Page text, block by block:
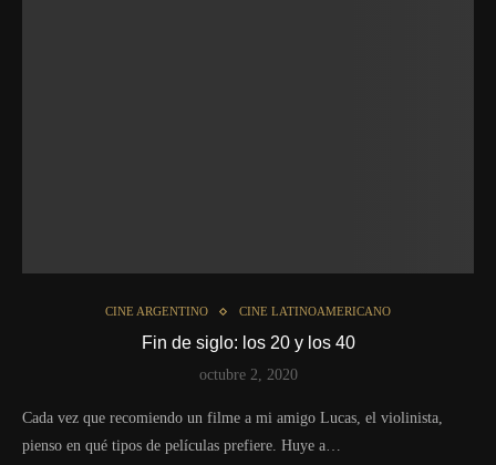
CINE ARGENTINO CINE LATINOAMERICANO
Fin de siglo: los 20 y los 40
octubre 2, 2020
Cada vez que recomiendo un filme a mi amigo Lucas, el violinista,
pienso en qué tipos de películas prefiere. Huye a…